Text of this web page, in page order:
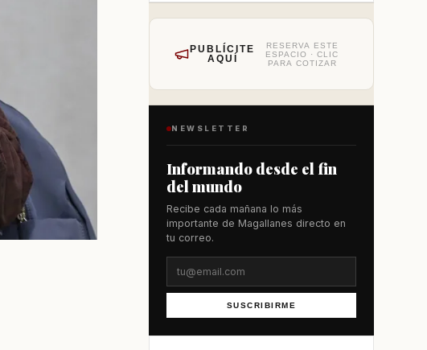
PUBLÍCITE
AQUÍ
RESERVA ESTE
ESPACIO · CLIC
PARA COTIZAR
NEWSLETTER
Informando desde el fin
del mundo
Recibe cada mañana lo más
importante de Magallanes directo en
tu correo.
SUSCRIBIRME